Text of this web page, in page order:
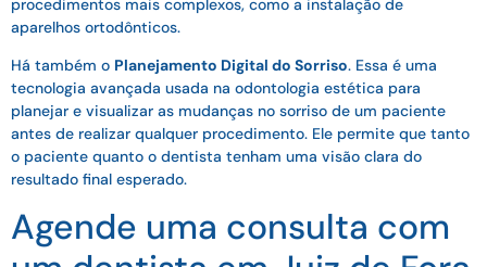
aparelhos ortodônticos.
Há também o Planejamento Digital do Sorriso. Essa é uma
tecnologia avançada usada na odontologia estética para
planejar e visualizar as mudanças no sorriso de um paciente
antes de realizar qualquer procedimento. Ele permite que tanto
o paciente quanto o dentista tenham uma visão clara do
resultado final esperado.
Agende uma consulta com